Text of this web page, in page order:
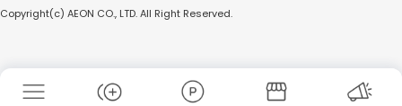
Copyright(c) AEON CO., LTD. All Right Reserved.